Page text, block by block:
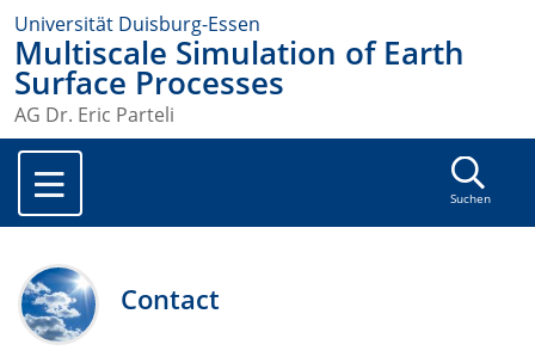
Universität Duisburg-Essen
Multiscale Simulation of Earth
Surface Processes
AG Dr. Eric Parteli
Suchen
Contact